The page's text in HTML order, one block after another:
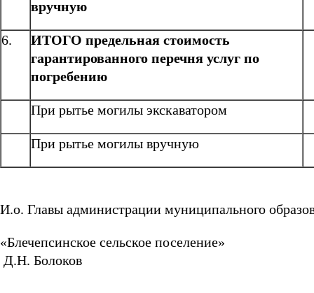
вручную
6.
ИТОГО предельная стоимость
гарантированного перечня услуг по
погребению
При рытье могилы экскаватором
При рытье могилы вручную
И.о. Главы администрации муниципального
«Блечепсинское
Д.Н. Болоков